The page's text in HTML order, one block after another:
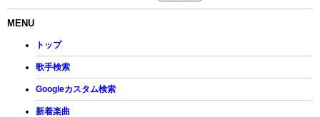
MENU
トップ
歌手検索
Googleカスタム検索
新着楽曲